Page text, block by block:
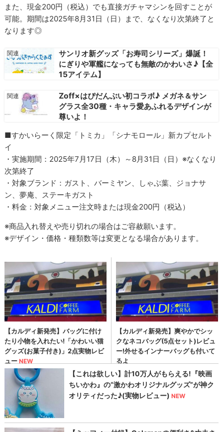
また、現金200円（税込）でも直接ガチャマシンを回すことが
可能。期間は2025年8月31日（日）まで、なくなり次第終了と
なります◎
サンリオ新グッズ「お寿司シリーズ」爆誕！
にぎりや軍艦になっても無敵のかわいさ♪【全
15アイテム】
Zoff×はぴだんぶい初コラボ♪ メガネ＆サン
グラス全30種・キャラ愛あふれるデザインが
尊いよ！
■すかいらーく限定「トミカ」「シナモロール」新カプセルト
イ
・実施期間：2025年7月17日（木）～8月31日（日）※なくなり
次第終了
・対象ブランド：ガスト、バーミヤン、しゃぶ葉、ジョナサ
ン、夢庵、ステーキガスト
・料金：対象メニュー注文時または現金200円（税込）
※商品入れ替えや売り切れの場合はご容赦願います。
※デザイン・価格・種類数等は変更となる場合があります。